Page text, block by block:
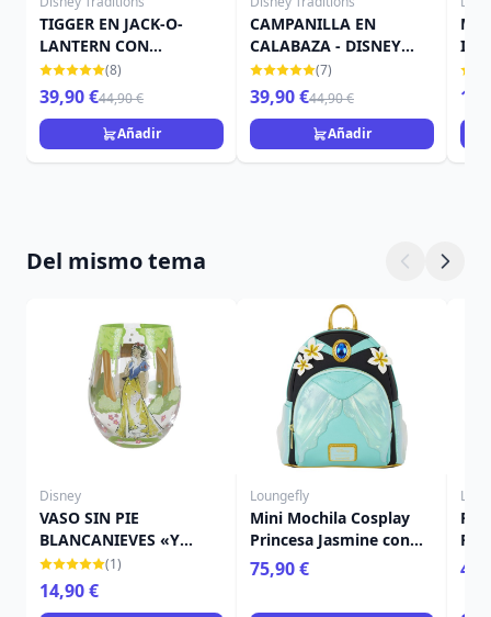
TIGGER EN JACK-O-
LANTERN CON
MURCIÉLAGO - DISNEY
TRADITIONS
(8)
39,90 €44,90 €
Añadir
CAMPANILLA EN
CALABAZA - DISNEY
TRADITIONS
(7)
39,90 €44,90 €
Añadir
IN
Del mismo tema
Disney
VASO SIN PIE
BLANCANIEVES «Y
FUERON FELICES PARA
SIEMPRE» - DISNEY
LOLITA
(1)
14,90 €
Loungefly
Mini Mochila Cosplay
Princesa Jasmine con
Charm de Lámpara -
Disney Loungefly
75,90 €
PIN